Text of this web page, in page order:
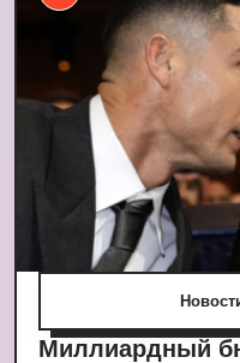
Миллиардный